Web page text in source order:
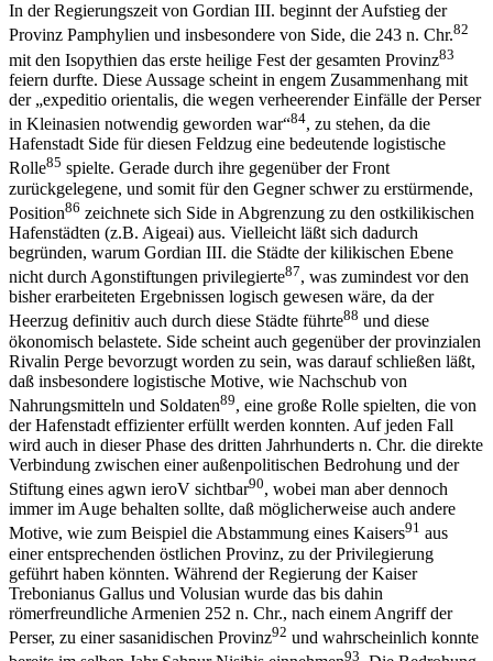
In der Regierungszeit von Gordian III. beginnt der Aufstieg der
Provinz Pamphylien und insbesondere von Side, die 243 n. Chr.82
mit den Isopythien das erste heilige Fest der gesamten Provinz83
feiern durfte. Diese Aussage scheint in engem Zusammenhang mit
der „expeditio orientalis, die wegen verheerender Einfälle der Perser
in Kleinasien notwendig geworden war“84, zu stehen, da die
Hafenstadt Side für diesen Feldzug eine bedeutende logistische
Rolle85 spielte. Gerade durch ihre gegenüber der Front
zurückgelegene, und somit für den Gegner schwer zu erstürmende,
Position86 zeichnete sich Side in Abgrenzung zu den ostkilikischen
Hafenstädten (z.B. Aigeai) aus. Vielleicht läßt sich dadurch
begründen, warum Gordian III. die Städte der kilikischen Ebene
nicht durch Agonstiftungen privilegierte87, was zumindest vor den
bisher erarbeiteten Ergebnissen logisch gewesen wäre, da der
Heerzug definitiv auch durch diese Städte führte88 und diese
ökonomisch belastete. Side scheint auch gegenüber der provinzialen
Rivalin Perge bevorzugt worden zu sein, was darauf schließen läßt,
daß insbesondere logistische Motive, wie Nachschub von
Nahrungsmitteln und Soldaten89, eine große Rolle spielten, die von
der Hafenstadt effizienter erfüllt werden konnten. Auf jeden Fall
wird auch in dieser Phase des dritten Jahrhunderts n. Chr. die direkte
Verbindung zwischen einer außenpolitischen Bedrohung und der
Stiftung eines agwn ieroV sichtbar90, wobei man aber dennoch
immer im Auge behalten sollte, daß möglicherweise auch andere
Motive, wie zum Beispiel die Abstammung eines Kaisers91 aus
einer entsprechenden östlichen Provinz, zu der Privilegierung
geführt haben könnten. Während der Regierung der Kaiser
Trebonianus Gallus und Volusian wurde das bis dahin
römerfreundliche Armenien 252 n. Chr., nach einem Angriff der
Perser, zu einer sasanidischen Provinz92 und wahrscheinlich konnte
93